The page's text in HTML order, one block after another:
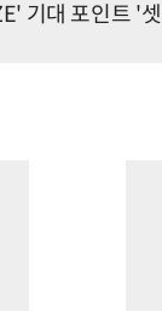
기대 포인트 '